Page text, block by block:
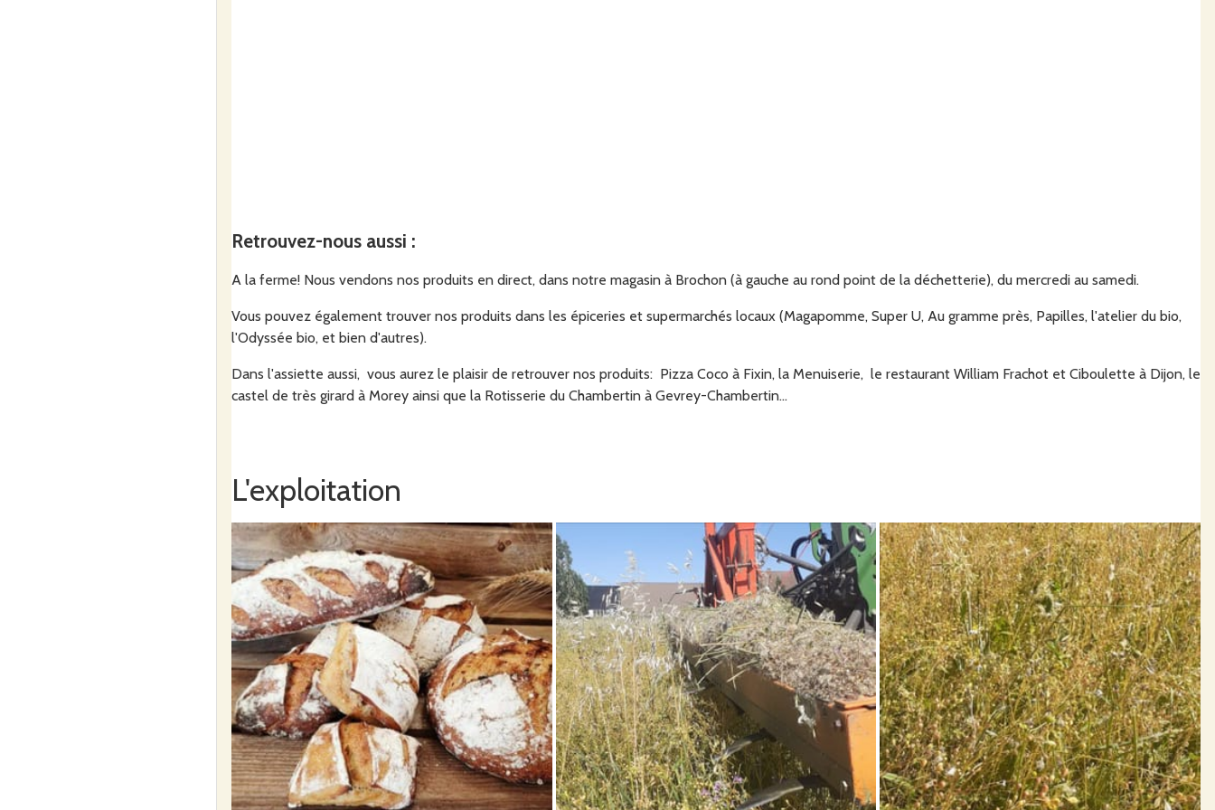
Retrouvez-nous aussi :
A la ferme! Nous vendons nos produits en direct, dans notre magasin à Brochon (à gauche au rond point de la déchetterie), du mercredi au samedi.
Vous pouvez également trouver nos produits dans les épiceries et supermarchés locaux (Magapomme, Super U, Au gramme près, Papilles, l'atelier du bio,
l'Odyssée bio, et bien d'autres).
Dans l'assiette aussi, vous aurez le plaisir de retrouver nos produits: Pizza Coco à Fixin, la Menuiserie, le restaurant William Frachot et Ciboulette à Dijon, le
castel de très girard à Morey ainsi que la Rotisserie du Chambertin à Gevrey-Chambertin...
L'exploitation